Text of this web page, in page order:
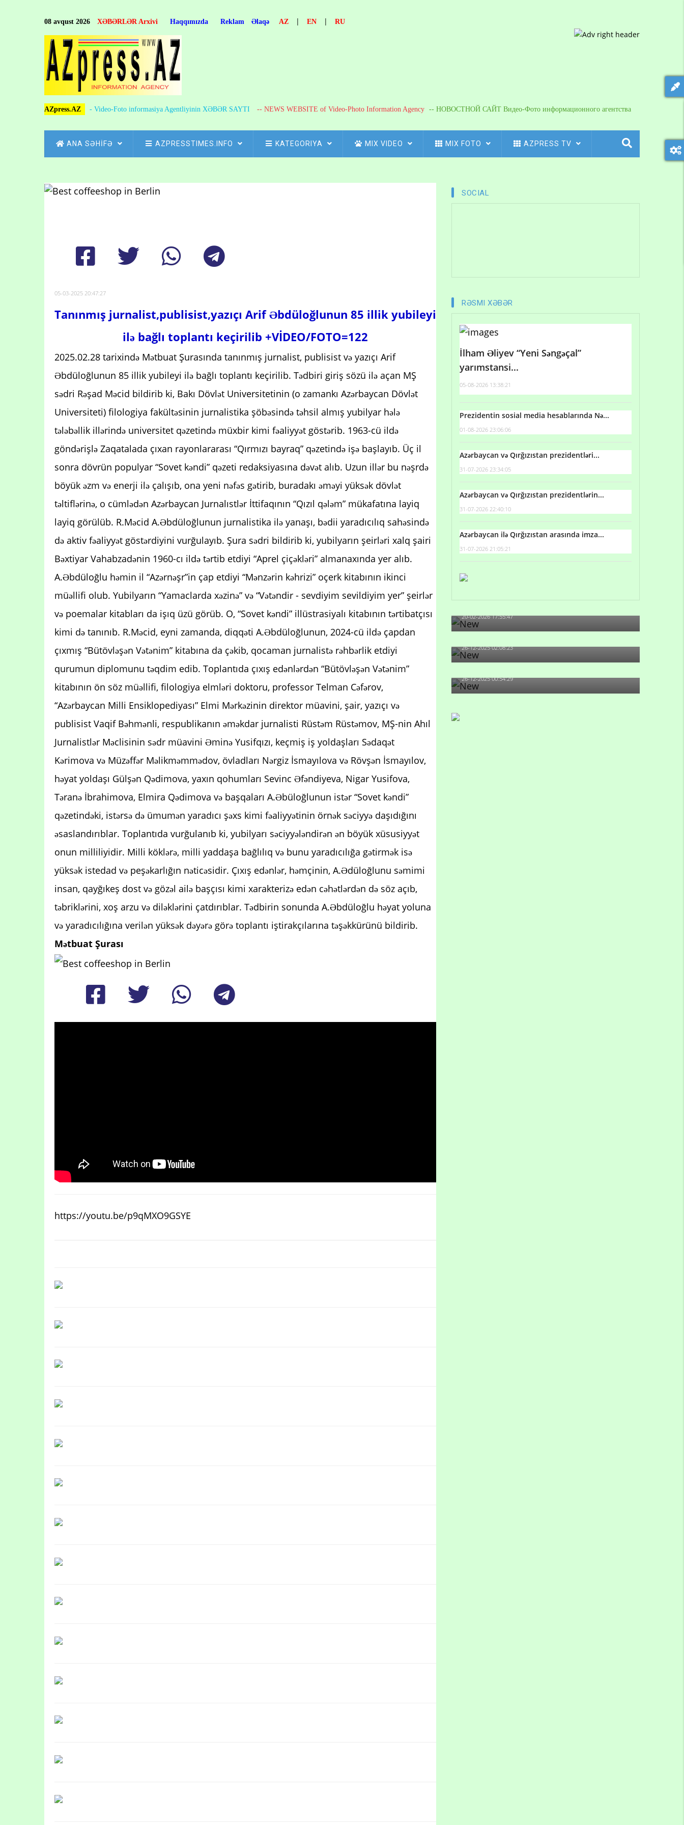
08 avqust 2026 XƏBƏRLƏR Arxivi Haqqımızda Reklam Əlaqə AZ | EN | RU
AZpress.AZ - Video-Foto informasiya Agentliyinin XƏBƏR SAYTI -- NEWS WEBSITE of Video-Photo Information Agency -- НОВОСТНОЙ САЙТ Видео-Фото информационного агентства
MAIN
NAVIGATION
ANA SƏHİFƏ AZPRESSTIMES.INFO KATEGORIYA MIX VIDEO MIX FOTO AZPRESS TV
Breadcrumb
05-03-2025 20:47:27
Tanınmış jurnalist,publisist,yazıçı Arif Əbdüloğlunun 85 illik yubileyi
ilə bağlı toplantı keçirilib +VİDEO/FOTO=122
2025.02.28 tarixində Mətbuat Şurasında tanınmış jurnalist, publisist və yazıçı Arif
Əbdüloğlunun 85 illik yubileyi ilə bağlı toplantı keçirilib. Tədbiri giriş sözü ilə açan MŞ
sədri Rəşad Məcid bildirib ki, Bakı Dövlət Universitetinin (o zamankı Azərbaycan Dövlət
Universiteti) filologiya fakültəsinin jurnalistika şöbəsində təhsil almış yubilyar hələ
tələbəllik illərində universitet qəzetində müxbir kimi fəaliyyət göstərib. 1963-cü ildə
göndərişlə Zaqatalada çıxan rayonlararası “Qırmızı bayraq” qəzetində işə başlayıb. Üç il
sonra dövrün populyar “Sovet kəndi” qəzeti redaksiyasına dəvət alıb. Uzun illər bu nəşrdə
böyük əzm və enerji ilə çalışıb, ona yeni nəfəs gətirib, buradakı əməyi yüksək dövlət
təltiflərinə, o cümlədən Azərbaycan Jurnalıstlər İttifaqının “Qızıl qələm” mükafatına layiq
layiq görülüb. R.Məcid A.Əbdüloğlunun jurnalistika ilə yanaşı, bədii yaradıcılıq sahəsində
də aktiv fəaliyyət göstərdiyini vurğulayıb. Şura sədri bildirib ki, yubilyarın şeirləri xalq şairi
Bəxtiyar Vahabzadənin 1960-cı ildə tərtib etdiyi “Aprel çiçəkləri” almanaxında yer alıb.
A.Əbdüloğlu həmin il “Azərnəşr”in çap etdiyi “Mənzərin kəhrizi” oçerk kitabının ikinci
müəllifi olub. Yubilyarın “Yamaclarda xəzinə” və “Vətəndir - sevdiyim sevildiyim yer” şeirlər
və poemalar kitabları da işıq üzü görüb. O, “Sovet kəndi” illüstrasiyalı kitabının tərtibatçısı
kimi də tanınıb. R.Məcid, eyni zamanda, diqqəti A.Əbdüloğlunun, 2024-cü ildə çapdan
çıxmış “Bütövləşən Vətənim” kitabına da çəkib, qocaman jurnalistə rəhbərlik etdiyi
qurumun diplomunu təqdim edib. Toplantıda çıxış edənlərdən “Bütövləşən Vətənim”
kitabının ön söz müəllifi, filologiya elmləri doktoru, professor Telman Cəfərov,
“Azərbaycan Milli Ensiklopediyası” Elmi Mərkəzinin direktor müavini, şair, yazıçı və
publisist Vaqif Bəhmənli, respublikanın əməkdar jurnalisti Rüstəm Rüstəmov, MŞ-nin Ahıl
Jurnalistlər Məclisinin sədr müavini Əminə Yusifqızı, keçmiş iş yoldaşları Sədaqət
Kərimova və Müzəffər Məlikməmmədov, övladları Nərgiz İsmayılova və Rövşən İsmayılov,
həyat yoldaşı Gülşən Qədimova, yaxın qohumları Sevinc Əfəndiyeva, Nigar Yusifova,
Təranə İbrahimova, Elmira Qədimova və başqaları A.Əbüloğlunun istər “Sovet kəndi”
qəzetindəki, istərsə də ümumən yaradıcı şəxs kimi fəaliyyətinin örnək səciyyə daşıdığını
əsaslandırıblar. Toplantıda vurğulanıb ki, yubilyarı səciyyələndirən ən böyük xüsusiyyət
onun milliliyidir. Milli köklərə, milli yaddaşa bağlılıq və bunu yaradıcılığa gətirmək isə
yüksək istedad və peşəkarlığın nəticəsidir. Çıxış edənlər, həmçinin, A.Ədüloğlunu səmimi
insan, qayğıkeş dost və gözəl ailə başçısı kimi xarakterizə edən cəhətlərdən də söz açıb,
təbriklərini, xoş arzu və diləklərini çatdırıblar. Tədbirin sonunda A.Əbdüloğlu həyat yoluna
və yaradıcılığına verilən yüksək dəyərə görə toplantı iştirakçılarına təşəkkürünü bildirib.
Mətbuat Şurası
https://youtu.be/p9qMXO9GSYE
SOCIAL
RƏSMI XƏBƏR
İlham Əliyev “Yeni Səngəçal”
yarımstansi...
05-08-2026 13:38:21
Prezidentin sosial media hesablarında Nə...
01-08-2026 23:06:06
Azərbaycan və Qırğızıstan prezidentləri...
31-07-2026 23:34:05
Azərbaycan və Qırğızıstan prezidentlərin...
31-07-2026 22:40:10
Azərbaycan ilə Qırğızıstan arasında imza...
31-07-2026 21:05:21
20-02-2026 17:55:47
Məni bura NAZİR GÖNDƏRİB - 1937-ci ildən
fəaliyyətdə olan və...
26-12-2025 02:08:23
-Ay qız, sən məhkəməni udmayacaqsan... Sən
bilirsən də, məni...
26-12-2025 00:54:29